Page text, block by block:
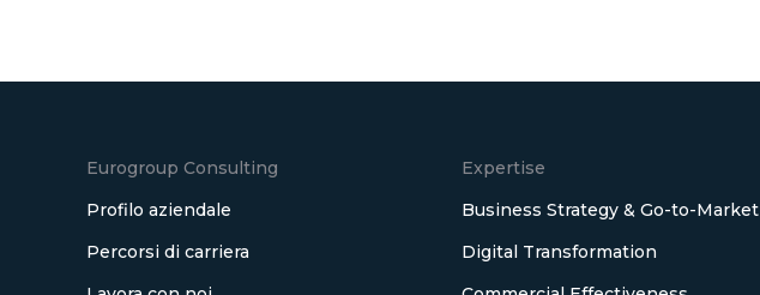
Eurogroup Consulting
Profilo aziendale
Percorsi di carriera
Expertise
Business Strategy & Go-to-Market
Digital Transformation